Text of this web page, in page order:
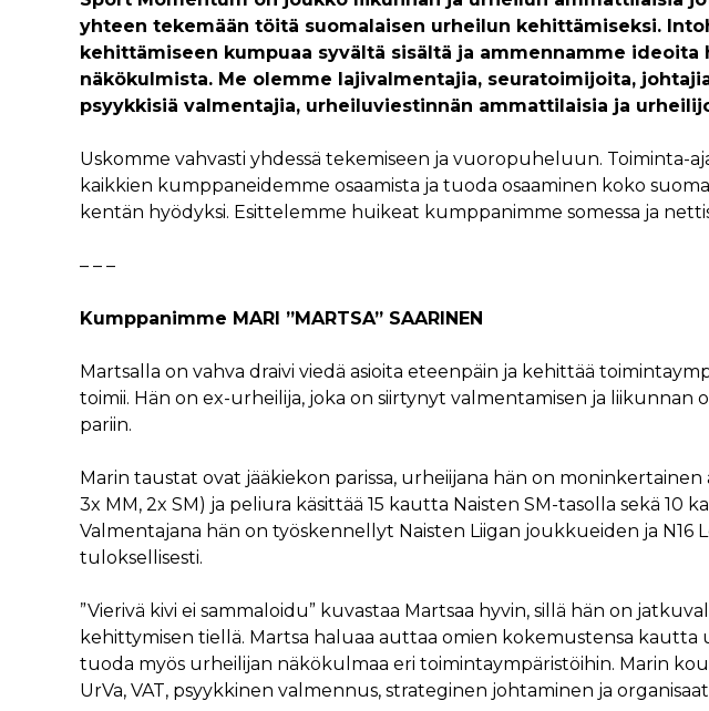
yhteen tekemään töitä suomalaisen urheilun kehittämiseksi.
kehittämiseen kumpuaa syvältä sisältä ja ammennamme ideoita
näkökulmista. Me olemme lajivalmentajia, seuratoimijoita,
psyykkisiä valmentajia, urheiluviestinnän ammattilaisia ja
Uskomme vahvasti yhdessä tekemiseen ja vuoropuheluun. Toiminta-
kaikkien kumppaneidemme osaamista ja tuoda osaaminen koko
kentän hyödyksi. Esittelemme huikeat kumppanimme somessa ja
– – –
Kumppanimme MARI ”MARTSA” SAARINEN
Martsalla on vahva draivi viedä asioita eteenpäin ja kehittää
toimii. Hän on ex-urheilija, joka on siirtynyt valmentamisen ja liikunnan
pariin.
Marin taustat ovat jääkiekon parissa, urheiijana hän on moninkertainen
3x MM, 2x SM) ja peliura käsittää 15 kautta Naisten SM-tasolla sekä 10
Valmentajana hän on työskennellyt Naisten Liigan joukkueiden ja N16
tuloksellisesti.
”Vierivä kivi ei sammaloidu” kuvastaa Martsaa hyvin, sillä hän on
kehittymisen tiellä. Martsa haluaa auttaa omien kokemustensa kautta
tuoda myös urheilijan näkökulmaa eri toimintaympäristöihin. Marin
UrVa, VAT, psyykkinen valmennus, strateginen johtaminen ja